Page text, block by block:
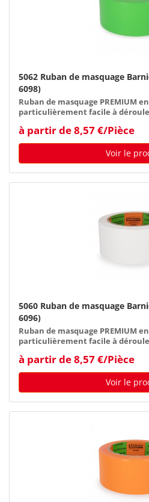
5062 Ruban de masquage
6098)
Ruban de masquage PREMIUM
particulièrement facile à
à partir de 8,57 €/Pièce
Voir le
5060 Ruban de masquage
6096)
Ruban de masquage PREMIUM
particulièrement facile à
à partir de 8,57 €/Pièce
Voir le